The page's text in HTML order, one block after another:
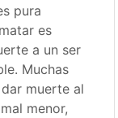
pura
es
a un ser
Muchas
muerte al
menor,